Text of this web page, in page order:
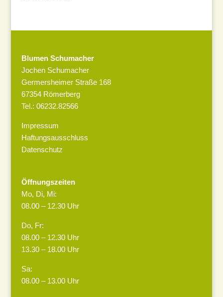
Blumen Schumacher
Jochen Schumacher
Germersheimer Straße 168
67354 Römerberg
Tel.: 06232.82566
Impressum
Haftungsausschluss
Datenschutz
Öffnungszeiten
Mo, Di, Mi:
08.00 – 12.30 Uhr
Do, Fr:
08.00 – 12.30 Uhr
13.30 – 18.00 Uhr
Sa:
08.00 – 13.00 Uhr